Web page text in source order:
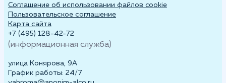
Cоглашение об использовании файлов cookie
Пользовательское соглашение
Карта сайта
+7 (495) 128-42-72
(информационная служба)
улица Конярова, 9А
График работы: 24/7